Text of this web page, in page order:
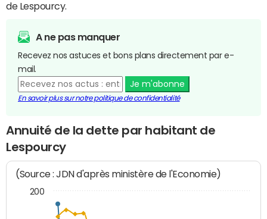
de Lespourcy.
A ne pas manquer
Recevez nos astuces et bons plans directement par e-
mail.
Je m'abonne
En savoir plus sur notre politique de confidentialité
Annuité de la dette par habitant de
Lespourcy
(Source : JDN d'après ministère de l'Economie)
200